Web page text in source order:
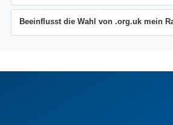
Beeinflusst die Wahl von .org.uk mein